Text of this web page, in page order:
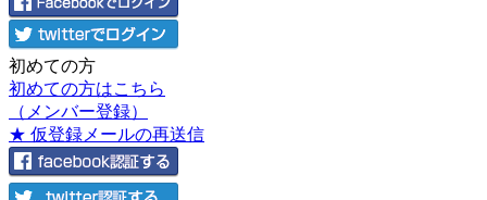
初めての方
初めての方はこちら
（メンバー登録）
★ 仮登録メールの再送信